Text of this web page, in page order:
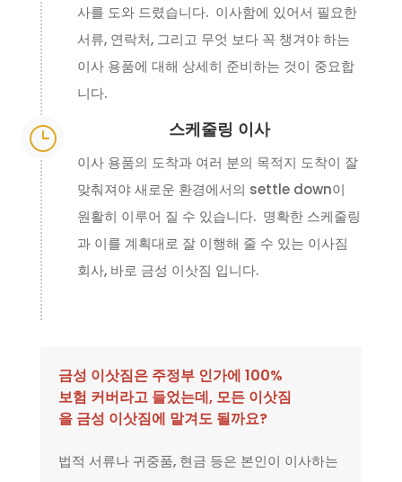
사를 도와 드렸습니다. 이사함에 있어서 필요한
서류, 연락처, 그리고 무엇 보다 꼭 챙겨야 하는
이사 용품에 대해 상세히 준비하는 것이 중요합
니다.
} 스케줄링 이사
이사 용품의 도착과 여러 분의 목적지 도착이 잘
맞춰져야 새로운 환경에서의 settle down이
원활히 이루어 질 수 있습니다. 명확한 스케줄링
과 이를 계획대로 잘 이행해 줄 수 있는 이사짐
회사, 바로 금성 이삿짐 입니다.
금성 이삿짐은 주정부 인가에 100%
보험 커버라고 들었는데, 모든 이삿짐
을 금성 이삿짐에 맡겨도 될까요?
법적 서류나 귀중품, 현금 등은 본인이 이사하는